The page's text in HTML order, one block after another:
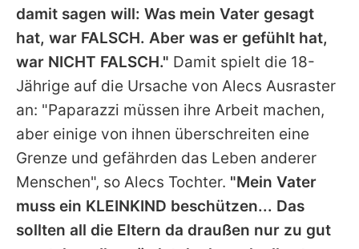
damit sagen will: Was mein Vater gesagt
hat, war FALSCH. Aber was er gefühlt hat,
war NICHT FALSCH." Damit spielt die 18-
Jährige auf die Ursache von Alecs Ausraster
an: "Paparazzi müssen ihre Arbeit machen,
aber einige von ihnen überschreiten eine
Grenze und gefährden das Leben anderer
Menschen", so Alecs Tochter. "Mein Vater
muss ein KLEINKIND beschützen... Das
sollten all die Eltern da draußen nur zu gut